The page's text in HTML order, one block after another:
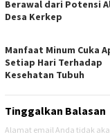
Berawal dari Potensi
Desa Kerkep
Manfaat Minum Cuka
Setiap Hari Terhadap
Kesehatan Tubuh
Tinggalkan Balasan
Alamat email Anda tidak